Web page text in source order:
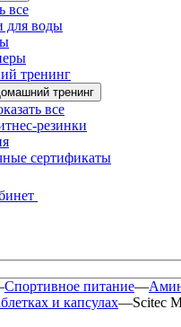
все
для воды
тренинг
тренинг
все
резинки
сертификаты
Спортивное питание—
и капсулах—Scitec